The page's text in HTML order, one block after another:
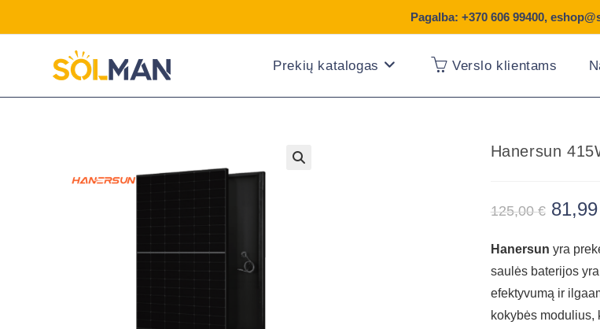
Pagalba: +370 606 99400,
Prekių katalogas Verslo klientams
Hanersun
125,00€ 81,99
Hanersun yra
saulės baterijos
efektyvumą ir
kokybės